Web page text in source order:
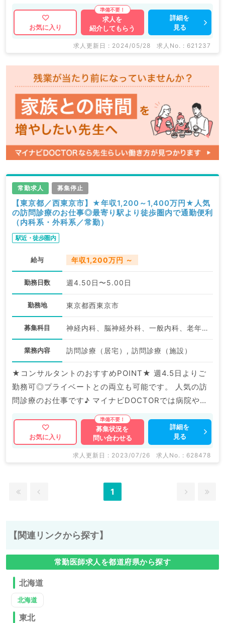
お気に入り
求人を
紹介してもらう
詳細を
見る
求人更新日 : 2024/05/28 求人No. : 621237
常勤求人 募集停止
【東京都／西東京市】★年収1,200～1,400万円★人気
の訪問診療のお仕事◎最寄り駅より徒歩圏内で通勤便利
（内科系・外科系／常勤）
駅近・徒歩圏内
給与 年収1,200万円 ～
勤務日数 週4.50日〜5.00日
勤務地 東京都西東京市
募集科目 神経内科、脳神経外科、一般内科、老年内科、外科系全般、一般外科
業務内容 訪問診療（居宅）, 訪問診療（施設）
★コンサルタントのおすすめPOINT★ 週4.5日よりご
勤務可◎プライベートとの両立も可能です。 人気の訪
問診療のお仕事です♪ マイナビDOCTORでは病院やク
リニックなどの医療機関求人はもちろんのこと、 掲載
情報以外にも産業医等の企業系求人も多数扱っていま
す。 求人内容の詳細等はお気軽にお問合せ下さい。
お気に入り
募集状況を
問い合わせる
詳細を
見る
求人更新日 : 2023/07/26 求人No. : 628478
1
【関連リンクから探す】
常勤医師求人を都道府県から探す
北海道
北海道
東北